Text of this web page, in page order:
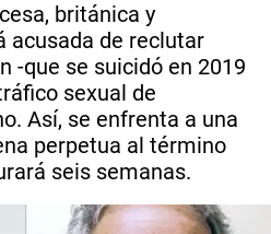
británica y
acusada de reclutar
-que se suicidó en 2019
sexual de
Así, se enfrenta a una
perpetua al término
seis semanas.